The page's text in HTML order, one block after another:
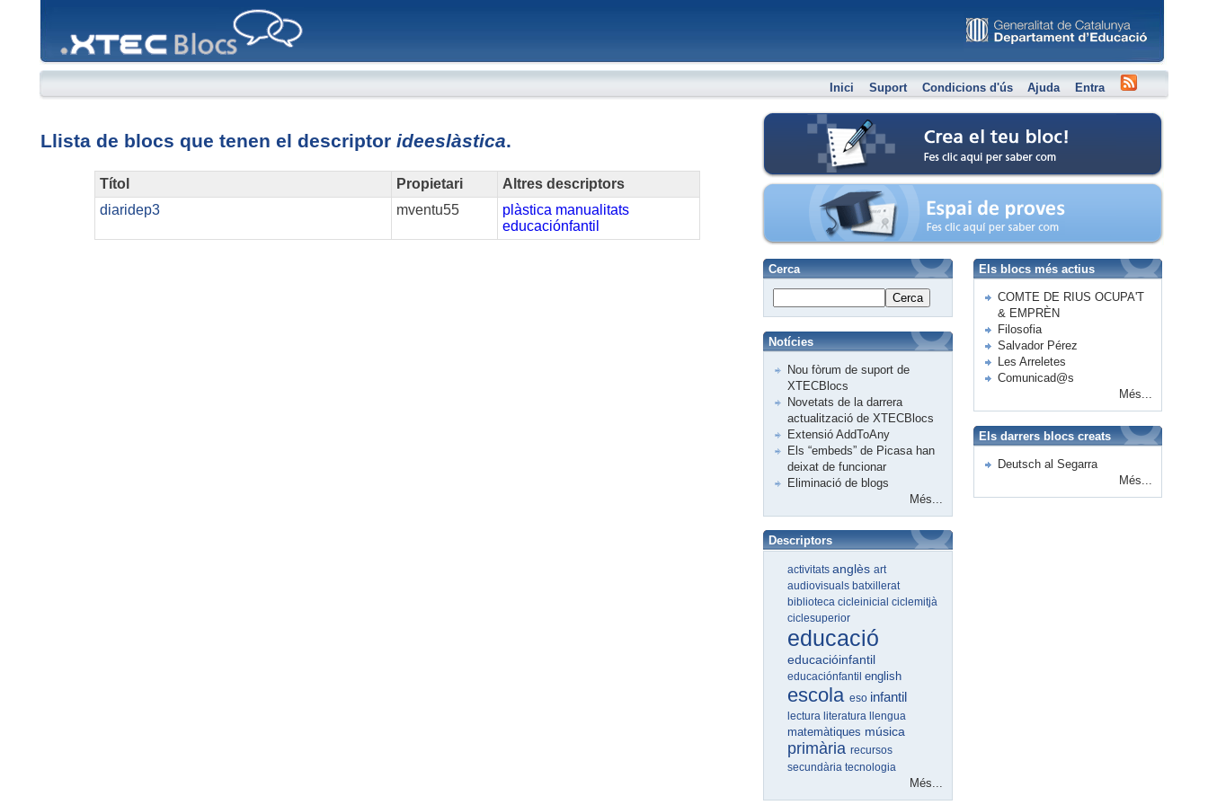
Inici Suport Condicions d'ús Ajuda Entra
Llista de blocs que tenen el descriptor ideeslàstica.
Títol Propietari
Altres descriptors
diaridep3
mventu55 plàstica manualitats
educaciónfantil
Crea el teu bloc
Espai de proves
Cerca
Cerca
Notícies
Nou fòrum de suport de
XTECBlocs
Novetats de la darrera
actualització de XTECBlocs
Extensió AddToAny
Els “embeds” de Picasa han
deixat de funcionar
Eliminació de blogs
Més...
Descriptors
activitatsanglèsart
audiovisualsbatxillerat
bibliotecacicleinicialciclemitjà
ciclesuperior
educació
educacióinfantil
educaciónfantilenglish
escolaeso infantil
lecturaliteraturallengua
matemàtiques música
primàriarecursos
secundàriatecnologia
Més...
Els blocs més actius
COMTE DE RIUS OCUPA'T
& EMPRÈN
Filosofia
Salvador Pérez
Les Arreletes
Comunicad@s
Més...
Els darrers blocs creats
Deutsch al Segarra
Més...